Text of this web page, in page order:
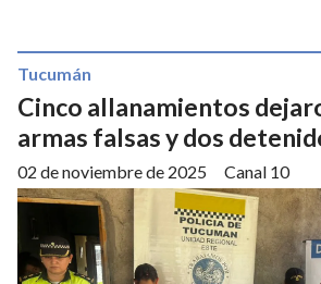
Cinco allanamientos
armas falsas y dos
Canal 10
Tucumán
02 de noviembre de 2025